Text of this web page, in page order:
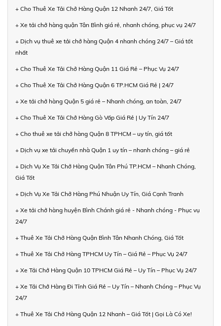
+ Cho Thuê Xe Tải Chở Hàng Quận 12 Nhanh 24/7, Giá Tốt
+ Xe tải chở hàng quận Tân Bình giá rẻ, nhanh chóng, phục vụ 24/7
+ Dịch vụ thuê xe tải chở hàng Quận 4 nhanh chóng 24/7 – Giá tốt
nhất
+ Cho Thuê Xe Tải Chở Hàng Quận 11 Giá Rẻ – Phục Vụ 24/7
+ Cho Thuê Xe Tải Chở Hàng Quận 6 TP.HCM Giá Rẻ | 24/7
+ Xe tải chở hàng Quận 5 giá rẻ – Nhanh chóng, an toàn, 24/7
+ Cho Thuê Xe Tải Chở Hàng Gò Vấp Giá Rẻ | Uy Tín 24/7
+ Cho thuê xe tải chở hàng Quận 8 TPHCM – uy tín, giá tốt
+ Dịch vụ xe tải chuyển nhà Quận 1 uy tín – nhanh chóng – giá rẻ
+ Dịch Vụ Xe Tải Chở Hàng Quận Tân Phú TP.HCM – Nhanh Chóng,
Giá Tốt
+ Dịch Vụ Xe Tải Chở Hàng Phú Nhuận Uy Tín, Giá Cạnh Tranh
+ Xe tải chở hàng huyện Bình Chánh giá rẻ - Nhanh chóng - Phục vụ
24/7
+ Thuê Xe Tải Chở Hàng Quận Bình Tân Nhanh Chóng, Giá Tốt
+ Thuê Xe Tải Chở Hàng TPHCM Uy Tín – Giá Rẻ – Phục Vụ 24/7
+ Xe Tải Chở Hàng Quận 10 TPHCM Giá Rẻ – Uy Tín – Phục Vụ 24/7
+ Xe Tải Chở Hàng Đi Tỉnh Giá Rẻ – Uy Tín – Nhanh Chóng – Phục Vụ
24/7
+ Thuê Xe Tải Chở Hàng Quận 12 Nhanh – Giá Tốt | Gọi Là Có Xe!